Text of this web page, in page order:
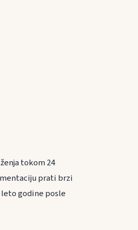
tokom 24
prati brzi
godine posle